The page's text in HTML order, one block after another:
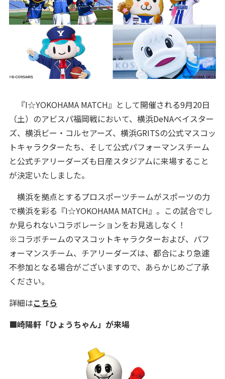
『I☆YOKOHAMA MATCH』として開催される9月20日
（土）のアビスパ福岡戦において、横浜DeNAベイスター
ズ、横浜ビー・コルセアーズ、横浜GRITSの公式マスコッ
トキャラクターたち、そして公式パフォーマンスチーム
と公式チアリーダーズも日産スタジアムに来場すること
が決定いたしました。
横浜を拠点とするプロスポーツチームがスポーツの力
で横浜を彩る『I☆YOKOHAMA MATCH』。この試合でし
か見られないコラボレーションをお見逃しなく！
※コラボチームのマスコットキャラクターおよび、パフ
ォーマンスチーム、チアリーダーズは、都合により急遽
不参加となる場合がございますので、あらかじめご了承
ください。
詳細はこちら
■崎陽軒「ひょうちゃん」が来場